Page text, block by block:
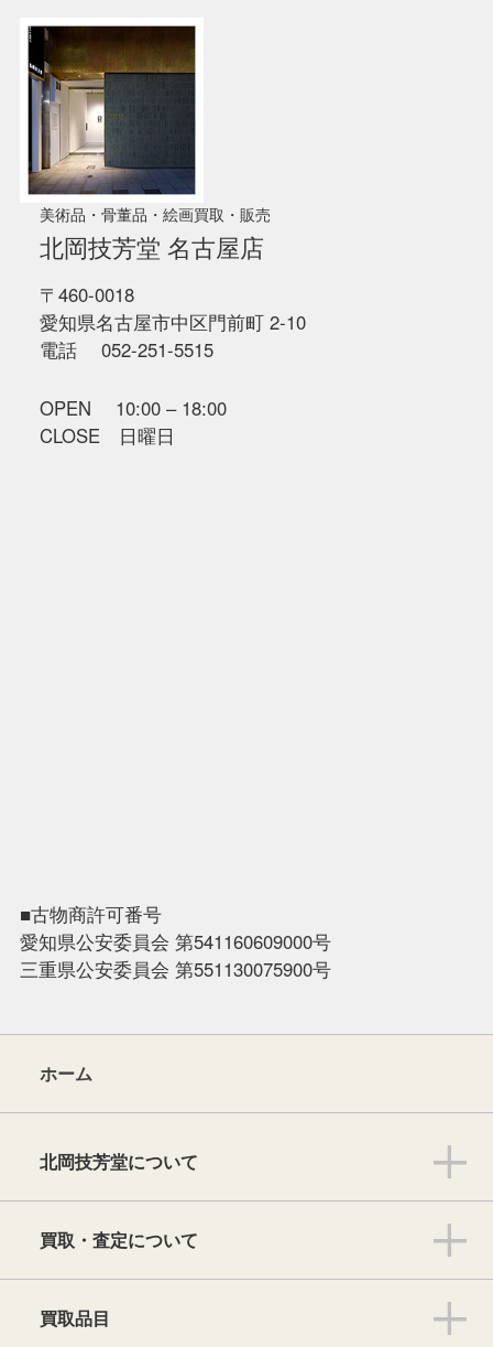
美術品・骨董品・絵画買取・販売
北岡技芳堂 名古屋店
〒460-0018
愛知県名古屋市中区門前町 2-10
電話 052-251-5515
OPEN 10:00 – 18:00
CLOSE 日曜日
■古物商許可番号
愛知県公安委員会 第541160609000号
三重県公安委員会 第551130075900号
ホーム
北岡技芳堂について
買取・査定について
買取品目